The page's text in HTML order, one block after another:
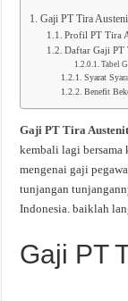
Gaji PT Tira
Profil PT Tira
Daftar Gaji PT
Tabel
Syarat
Benefit
Gaji PT Tira
kembali lagi bersama
mengenai gaji
tunjangan
Indonesia. baiklah
Gaji PT